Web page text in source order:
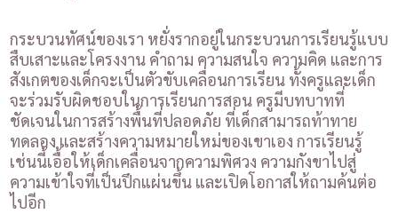
กระบวนทัศน์ของเรา หยั่งรากอยู่ในกระบวนการเรียนรู้แบบ
สืบเสาะและโครงงาน คำถาม ความสนใจ ความคิด และการ
สังเกตของเด็กจะเป็นตัวขับเคลื่อนการเรียน ทั้งครูและเด็ก
จะร่วมรับผิดชอบในการเรียนการสอน ครูมีบทบาทที่
ชัดเจนในการสร้างพื้นที่ปลอดภัย ที่เด็กสามารถท้าทาย
ทดลอง และสร้างความหมายใหม่ของเขาเอง การเรียนรู้
เช่นนี้เอื้อให้เด็กเคลื่อนจากความพิศวง ความกังขาไปสู่
ความเข้าใจที่เป็นปึกแผ่นขึ้น และเปิดโอกาสให้ถามค้นต่อ
ไปอีก